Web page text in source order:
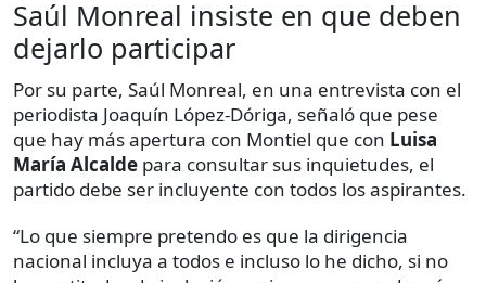
Saúl Monreal insiste en que deben
dejarlo participar
Por su parte, Saúl Monreal, en una entrevista con el
periodista Joaquín López-Dóriga, señaló que pese
que hay más apertura con Montiel que con Luisa
María Alcalde para consultar sus inquietudes, el
partido debe ser incluyente con todos los aspirantes.
“Lo que siempre pretendo es que la dirigencia
nacional incluya a todos e incluso lo he dicho, si no